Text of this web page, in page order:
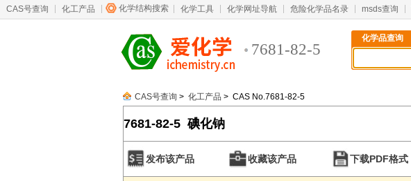
CAS号查询 化工产品 化学结构搜索 化学工具 化学网址导航 危险化学品名录 msds查询
7681-82-5
化学品查询
CAS号查询 > 化工产品 > CAS No.7681-82-5
7681-82-5 碘化钠
发布该产品 收藏该产品 下载PDF格式